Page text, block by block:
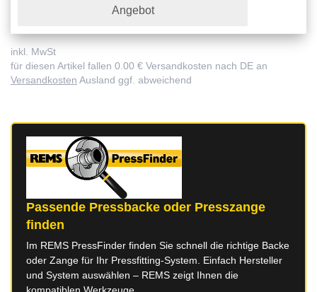
Angebot
inkl. MwSt
für diesen Artikel fallen 0.00 € Versandkosten nach DE an
Versandkosten Ausland ggf. abweichend
Passende Pressbacke oder Presszange
finden
Im REMS PressFinder finden Sie schnell die richtige Backe
oder Zange für Ihr Pressfitting-System. Einfach Hersteller
und System auswählen – REMS zeigt Ihnen die
kompatiblen Werkzeuge.